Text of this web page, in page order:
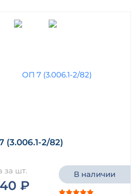
(3.006.1-2/82)
за шт.
₽
В наличии